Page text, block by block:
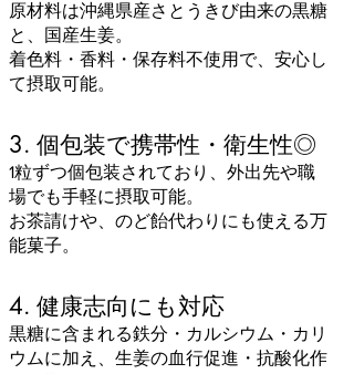
原材料は沖縄県産さとうきび由来の黒糖
と、国産生姜。
着色料・香料・保存料不使用で、安心し
て摂取可能。
3. 個包装で携帯性・衛生性◎
1粒ずつ個包装されており、外出先や職
場でも手軽に摂取可能。
お茶請けや、のど飴代わりにも使える万
能菓子。
4. 健康志向にも対応
黒糖に含まれる鉄分・カルシウム・カリ
ウムに加え、生姜の血行促進・抗酸化作